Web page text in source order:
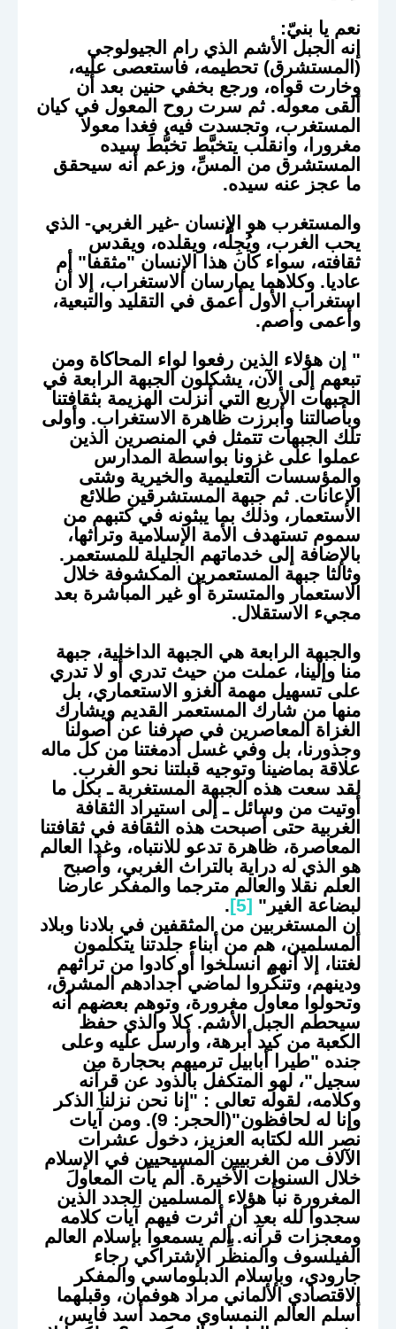
نعم يا بنيّ:
إنه الجبل الأشم الذي رام الجيولوجي
(المستشرق) تحطيمه، فاستعصى عليه،
وخارت قواه، ورجع بخفي حنين بعد أن
ألقى معوله. ثم سرت روح المعول في كيان
المستغرب، وتجسدت فيه، فغدا معولا
مغرورا، وانقلب يتخبَّط تخبُّطَ سيده
المستشرق من المسِّ، وزعم أنه سيحقق
ما عجز عنه سيده.
والمستغرب هو الإنسان -غير الغربي- الذي
يحب الغرب، ويُجِلُّه، ويقلده، ويقدس
ثقافته، سواء كان هذا الإنسان "مثقفا" أم
عاديا. وكلاهما يمارسان الاستغراب، إلا أن
استغراب الأول أعمق في التقليد والتبعية،
وأعمى وأصم.
" إن هؤلاء الذين رفعوا لواء المحاكاة ومن
تبعهم إلى الآن، يشكلون الجبهة الرابعة في
الجبهات الأربع التي أنزلت الهزيمة بثقافتنا
وبأصالتنا وأبرزت ظاهرة الاستغراب. وأولى
تلك الجبهات تتمثل في المنصرين الذين
عملوا على غزونا بواسطة المدارس
والمؤسسات التعليمية والخيرية وشتى
الإعانات. ثم جبهة المستشرقين طلائع
الاستعمار، وذلك بما يبثونه في كتبهم من
سموم تستهدف الأمة الإسلامية وتراثها،
بالإضافة إلى خدماتهم الجليلة للمستعمر.
وثالثا جبهة المستعمرين المكشوفة خلال
الاستعمار والمتسترة أو غير المباشرة بعد
مجيء الاستقلال.
والجبهة الرابعة هي الجبهة الداخلية، جبهة
منا وإلينا، عملت من حيث تدري أو لا تدري
على تسهيل مهمة الغزو الاستعماري، بل
منها من شارك المستعمر القديم ويشارك
الغزاة المعاصرين في صرفنا عن أصولنا
وجذورنا، بل وفي غسل أدمغتنا من كل ماله
علاقة بماضينا وتوجيه قبلتنا نحو الغرب.
لقد سعت هذه الجبهة المستغربة ـ بكل ما
أوتيت من وسائل ـ إلى استيراد الثقافة
الغربية حتى أصبحت هذه الثقافة في ثقافتنا
المعاصرة، ظاهرة تدعو للانتباه، وغدا العالم
هو الذي له دراية بالتراث الغربي، وأصبح
العلم نقلا والعالم مترجما والمفكر عارضا
لبضاعة الغير" [5]
.
إن المستغربين من المثقفين في بلادنا وبلاد
المسلمين، هم من أبناء جلدتنا يتكلمون
لغتنا، إلا أنهم انسلخوا أو كادوا من تراثهم
ودينهم، وتنكَّروا لماضي أجدادهم المشرق،
وتحولوا معاول مغرورة، وتوهم بعضهم أنه
سيحطم الجبل الأشم. كلا والذي حفظ
الكعبة من كيد أبرهة، وأرسل عليه وعلى
جنده "طيرا أبابيل ترميهم بحجارة من
سجيل"، لهو المتكفل بالذود عن قرآنه
وكلامه، لقوله تعالى : "إنا نحن نزلنا الذكر
وإنا له لحافظون"(الحجر: 9). ومن آيات
نصر الله لكتابه العزيز، دخول عشرات
الآلاف من الغربيين المسيحيين في الإسلام
خلال السنوات الأخيرة. ألم يأت المعاولَ
المغرورة نبأُ هؤلاء المسلمين الجدد الذين
سجدوا لله بعد أن أثرت فيهم آيات كلامه
ومعجزات قرآنه. ألم يسمعوا بإسلام العالم
الفيلسوف والمنظِّر الإشتراكي رجاء
جارودي، وبإسلام الدبلوماسي والمفكر
الاقتصادي الألماني مراد هوفمان، وقبلهما
أسلم العالم النمساوي محمد أسد فايس،